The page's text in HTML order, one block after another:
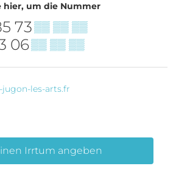
hier, um die Nummer
73▒▒ ▒▒ ▒▒
06▒▒ ▒▒ ▒▒
les-arts.fr
Irrtum angeben